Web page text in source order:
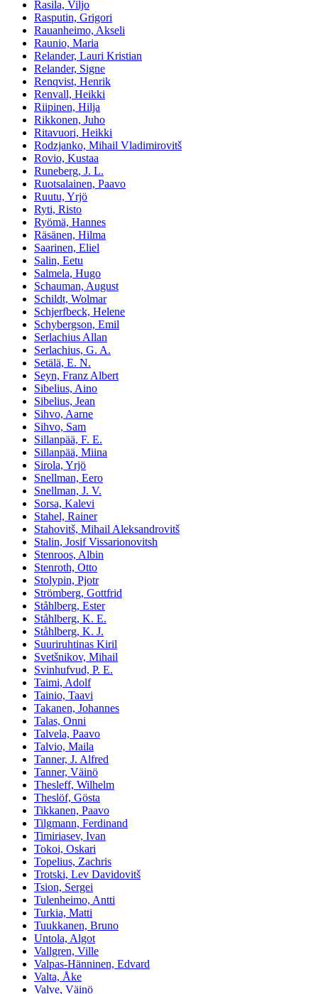
Rasila, Viljo
Rasputin, Grigori
Rauanheimo, Akseli
Raunio, Maria
Relander, Lauri Kristian
Relander, Signe
Renqvist, Henrik
Renvall, Heikki
Riipinen, Hilja
Rikkonen, Juho
Ritavuori, Heikki
Rodzjanko, Mihail Vladimirovitš
Rovio, Kustaa
Runeberg, J. L.
Ruotsalainen, Paavo
Ruutu, Yrjö
Ryti, Risto
Ryömä, Hannes
Räsänen, Hilma
Saarinen, Eliel
Salin, Eetu
Salmela, Hugo
Schauman, August
Schildt, Wolmar
Schjerfbeck, Helene
Schybergson, Emil
Serlachius Allan
Serlachius, G. A.
Setälä, E. N.
Seyn, Franz Albert
Sibelius, Aino
Sibelius, Jean
Sihvo, Aarne
Sihvo, Sam
Sillanpää, F. E.
Sillanpää, Miina
Sirola, Yrjö
Snellman, Eero
Snellman, J. V.
Sorsa, Kalevi
Stahel, Rainer
Stahovitš, Mihail Aleksandrovitš
Stalin, Josif Vissarionovitsh
Stenroos, Albin
Stenroth, Otto
Stolypin, Pjotr
Strömberg, Gottfrid
Ståhlberg, Ester
Ståhlberg, K. E.
Ståhlberg, K. J.
Suuriruhtinas Kiril
Svetšnikov, Mihail
Svinhufvud, P. E.
Taimi, Adolf
Tainio, Taavi
Takanen, Johannes
Talas, Onni
Talvela, Paavo
Talvio, Maila
Tanner, J. Alfred
Tanner, Väinö
Thesleff, Wilhelm
Theslöf, Gösta
Tikkanen, Paavo
Tilgmann, Ferdinand
Timiriasev, Ivan
Tokoi, Oskari
Topelius, Zachris
Trotski, Lev Davidovitš
Tsion, Sergei
Tulenheimo, Antti
Turkia, Matti
Tuukkanen, Bruno
Untola, Algot
Vallgren, Ville
Valpas-Hänninen, Edvard
Valta, Åke
Valve, Väinö